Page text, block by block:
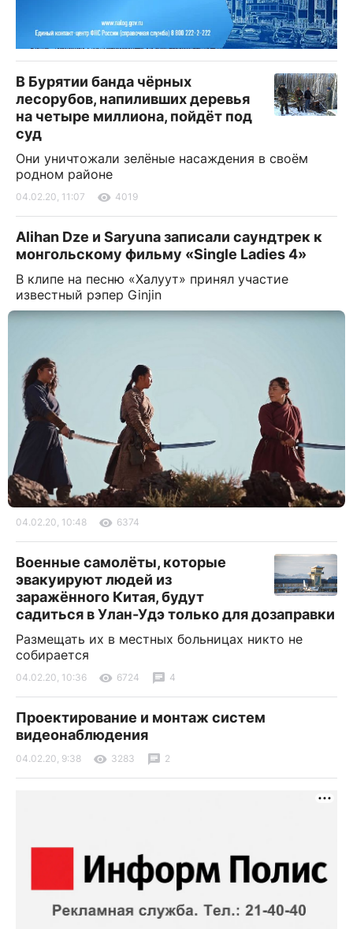
В Бурятии банда чёрных
лесорубов, напиливших деревья
на четыре миллиона, пойдёт под
суд
Они уничтожали зелёные насаждения в своём
родном районе
04.02.20, 11:07 4019
Alihan Dze и Saryuna записали саундтрек к
монгольскому фильму «Single Ladies 4»
В клипе на песню «Халуут» принял участие
известный рэпер Ginjin
04.02.20, 10:48 6374
Военные самолёты, которые
эвакуируют людей из
заражённого Китая, будут
садиться в Улан-Удэ только для дозаправки
Размещать их в местных больницах никто не
собирается
04.02.20, 10:36 6724 4
Проектирование и монтаж систем
видеонаблюдения
04.02.20, 9:38 3283 2